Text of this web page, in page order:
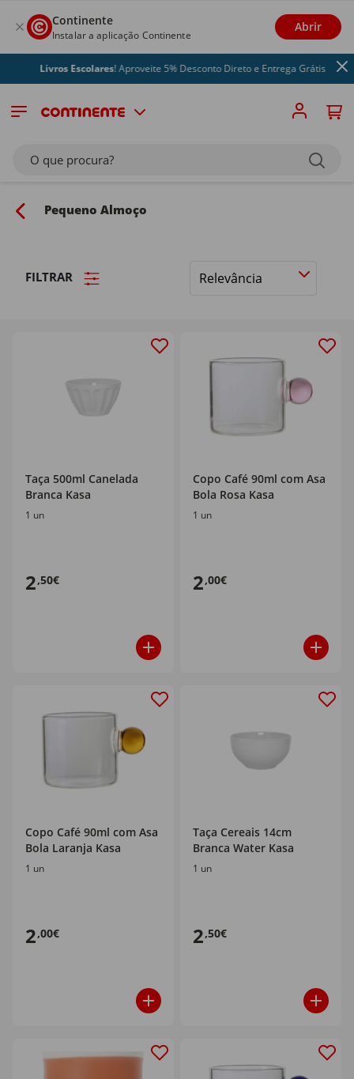
Continente
Instalar a aplicação Continente
Abrir
Livros Escolares! Aproveite 5% Desconto Direto e Entrega Grátis
O que procura?
Pequeno Almoço
FILTRAR
Ordenar
Taça 500ml Canelada
Branca Kasa
1 un
2,50€
Copo Café 90ml com Asa
Bola Rosa Kasa
1 un
2,00€
Copo Café 90ml com Asa
Bola Laranja Kasa
1 un
2,00€
Taça Cereais 14cm
Branca Water Kasa
1 un
2,50€